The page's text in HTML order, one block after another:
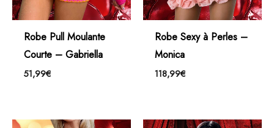
Robe Pull Moulante
Courte – Gabriella
51,99€
Robe Sexy à Perles –
Monica
118,99€